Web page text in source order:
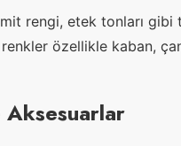
rengi, etek tonları gibi
özellikle kaban,
Aksesuarlar